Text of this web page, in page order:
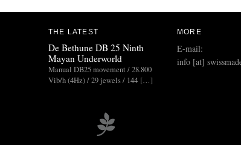
THE LATEST
De Bethune DB 25 Ninth
Mayan Underworld
Manual DB25 movement / 28.800
Vib/h (4Hz) / 29 jewels / 144 […]
MORE
E-mail:
info [at]